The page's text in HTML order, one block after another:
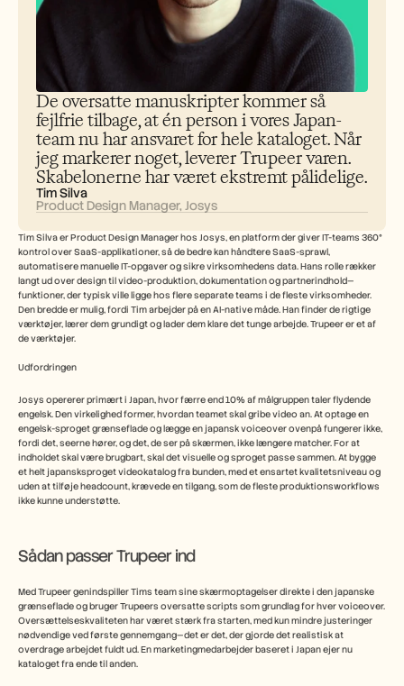
De oversatte manuskripter kommer så
fejlfrie tilbage, at én person i vores Japan-
team nu har ansvaret for hele kataloget. Når
jeg markerer noget, leverer Trupeer varen.
Skabelonerne har været ekstremt pålidelige.
Tim Silva
Product Design Manager, Josys
Tim Silva er Product Design Manager hos Josys, en platform der giver IT-teams 360°
kontrol over SaaS-applikationer, så de bedre kan håndtere SaaS-sprawl,
automatisere manuelle IT-opgaver og sikre virksomhedens data. Hans rolle rækker
langt ud over design til video-produktion, dokumentation og partnerindhold—
funktioner, der typisk ville ligge hos flere separate teams i de fleste virksomheder.
Den bredde er mulig, fordi Tim arbejder på en AI-native måde. Han finder de rigtige
værktøjer, lærer dem grundigt og lader dem klare det tunge arbejde. Trupeer er et af
de værktøjer.
Udfordringen
Josys opererer primært i Japan, hvor færre end 10% af målgruppen taler flydende
engelsk. Den virkelighed former, hvordan teamet skal gribe video an. At optage en
engelsk-sproget grænseflade og lægge en japansk voiceover ovenpå fungerer ikke,
fordi det, seerne hører, og det, de ser på skærmen, ikke længere matcher. For at
indholdet skal være brugbart, skal det visuelle og sproget passe sammen. At bygge
et helt japansksproget videokatalog fra bunden, med et ensartet kvalitetsniveau og
uden at tilføje headcount, krævede en tilgang, som de fleste produktionsworkflows
ikke kunne understøtte.
Sådan passer Trupeer ind
Med Trupeer genindspiller Tims team sine skærmoptagelser direkte i den japanske
grænseflade og bruger Trupeers oversatte scripts som grundlag for hver voiceover.
Oversættelseskvaliteten har været stærk fra starten, med kun mindre justeringer
nødvendige ved første gennemgang—det er det, der gjorde det realistisk at
overdrage arbejdet fuldt ud. En marketingmedarbejder baseret i Japan ejer nu
kataloget fra ende til anden.
Start Free Trial